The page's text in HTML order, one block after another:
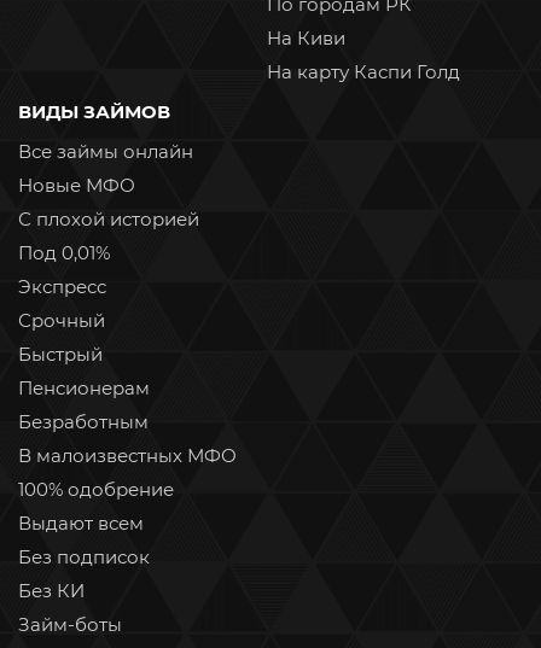
По городам РК
На Киви
На карту Каспи Голд
ВИДЫ ЗАЙМОВ
Все займы онлайн
Новые МФО
С плохой историей
Под 0,01%
Экспресс
Срочный
Быстрый
Пенсионерам
Безработным
В малоизвестных МФО
100% одобрение
Выдают всем
Без подписок
Без КИ
Займ-боты